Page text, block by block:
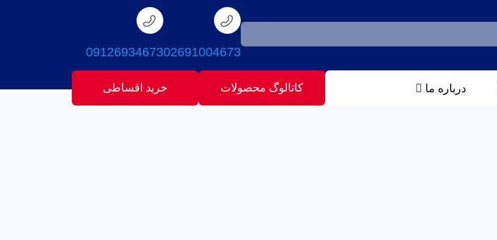
02691004673
09126934673
درباره ما کاتالوگ محصولات خرید اقساطی